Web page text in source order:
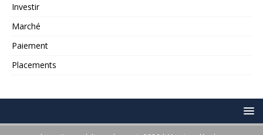
Investir
Marché
Paiement
Placements